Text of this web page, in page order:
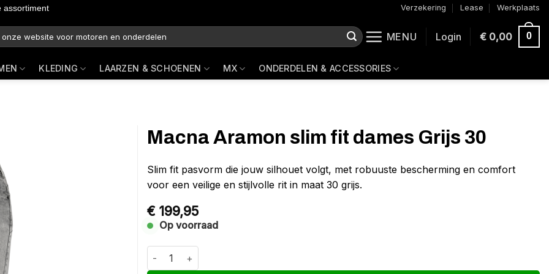
assortiment Verzekering Lease Werkplaats
MENU Login €0,00 0
KLEDING LAARZEN & SCHOENEN MX ONDERDELEN & ACCESSORIES
Macna Aramon slim fit dames Grijs 30
Slim fit pasvorm die jouw silhouet volgt, met robuuste bescherming en comfort
voor een veilige en stijlvolle rit in maat 30 grijs.
€ 199,95
Op voorraad
Macna Aramon slim fit dames Grijs 30 aantal
Alternative: